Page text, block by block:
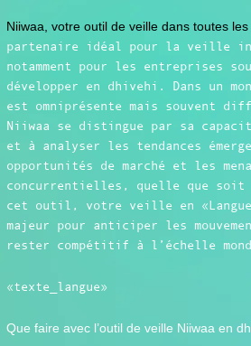
Niiwaa, votre outil de veille dans toutes
partenaire idéal pour la veille
notamment pour les entreprises
développer en dhivehi. Dans un
est omniprésente mais souvent
Niiwaa se distingue par sa
et à analyser les tendances
opportunités de marché et les
concurrentielles, quelle que soit
cet outil, votre veille en
majeur pour anticiper les
rester compétitif à l’échelle
«texte_langue»
Que faire avec l’outil de veille Niiwaa en